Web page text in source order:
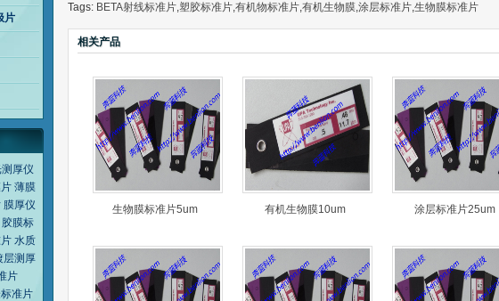
片
厚仪
薄膜
膜厚仪
胶膜标
水质
层测厚
片
准片
Tags: BETA射线标准片,塑胶标准片,有机物标准片,有机生物膜,涂层标准片,生物膜标准片
相关产品
生物膜标准片5um 有机生物膜10um 涂层标准片25um